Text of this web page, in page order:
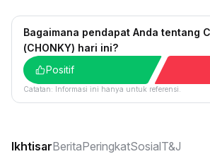
Bagaimana pendapat Anda tentang
(CHONKY) hari ini?
Positif
Catatan: Informasi ini hanya untuk referensi.
IkhtisarBeritaPeringkatSosialT&J